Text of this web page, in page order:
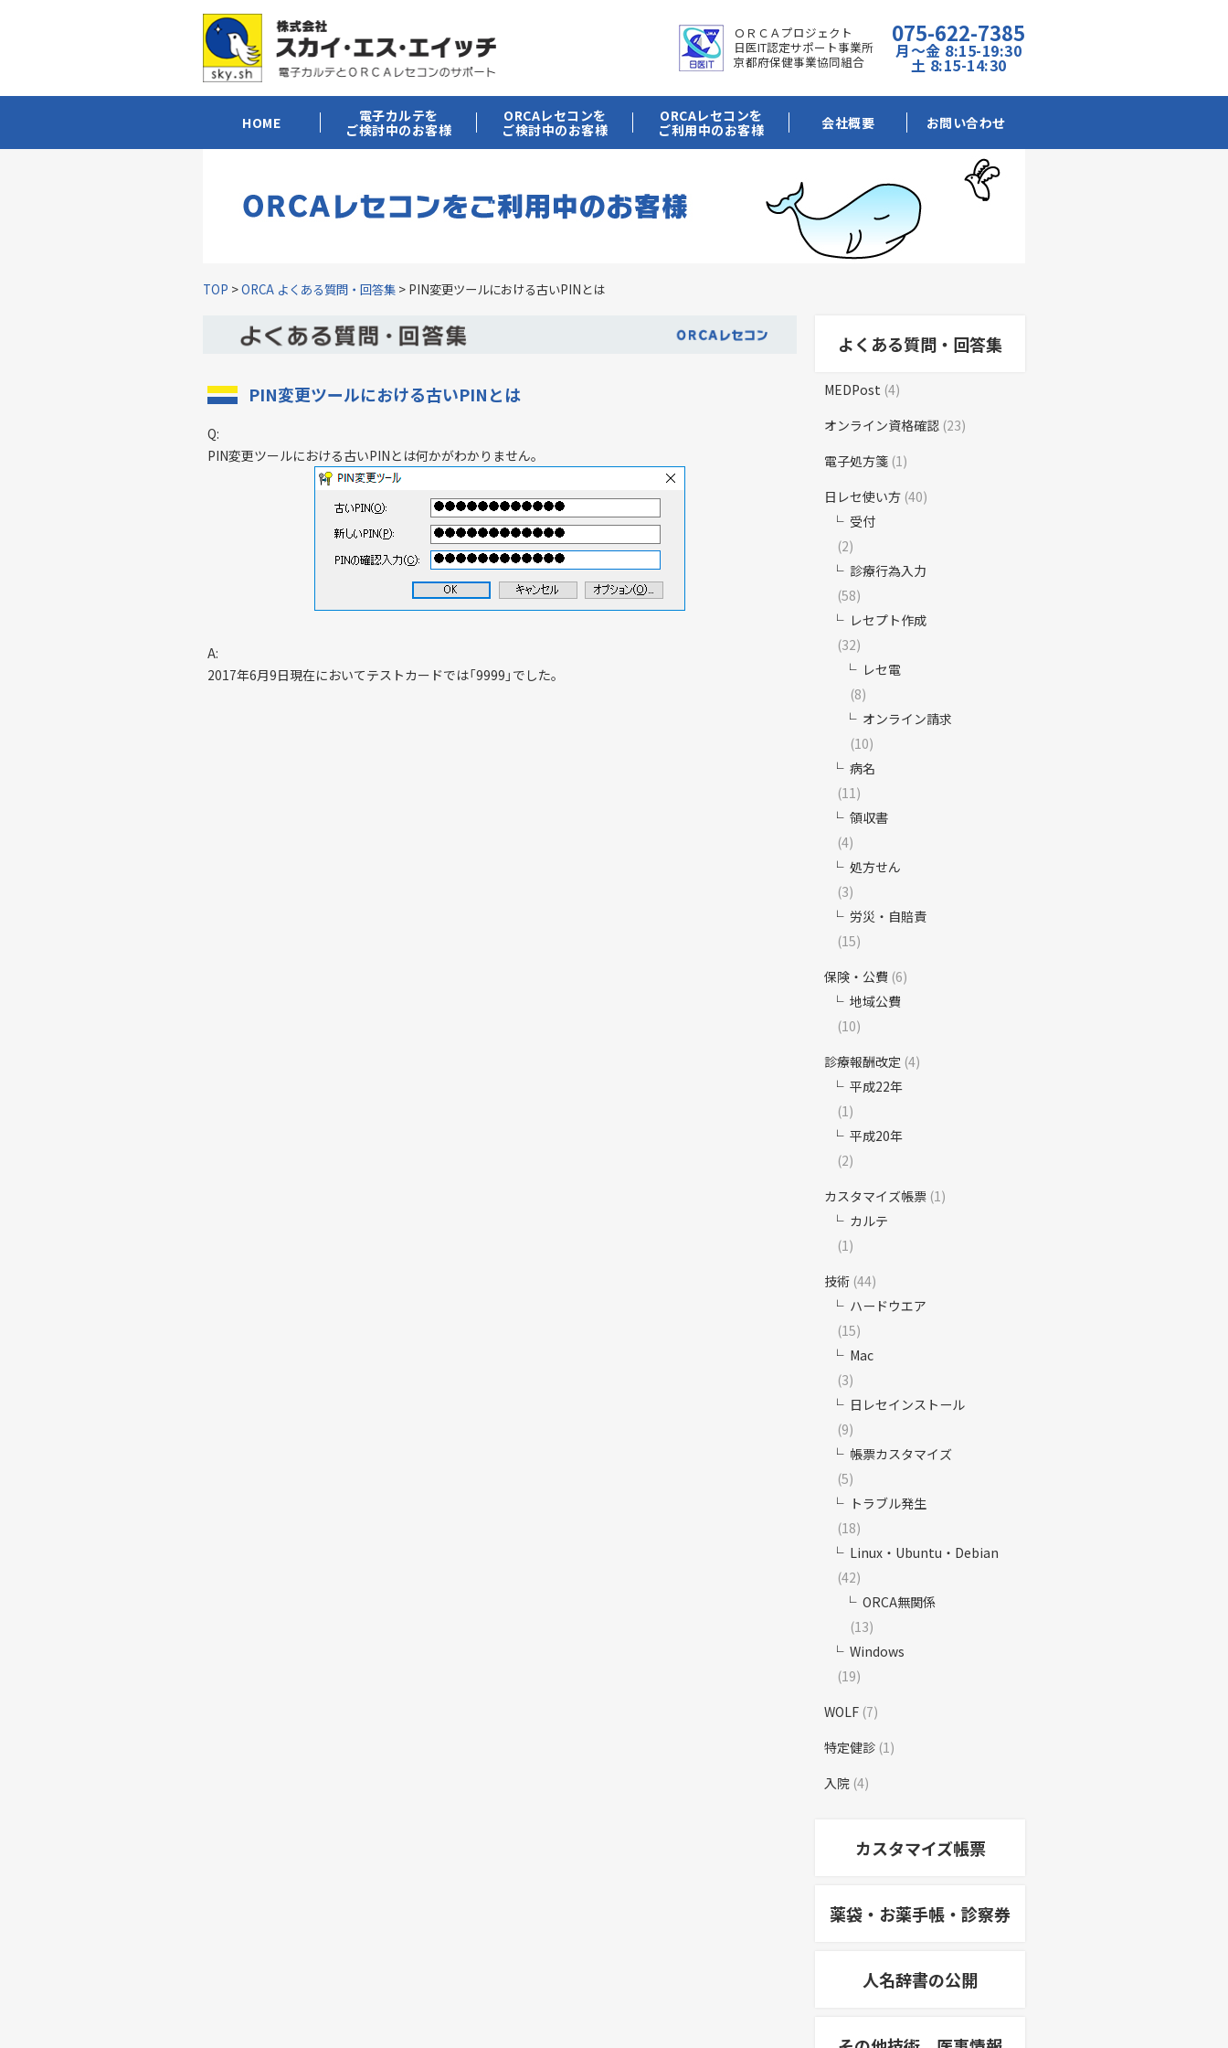
ＯＲＣＡプロジェクト
日医IT認定サポート事業所
京都府保健事業協同組合
075-622-7385
月～金 8:15-19:30
土 8:15-14:30
HOME
電子カルテを
ご検討中のお客様
ORCAレセコンを
ご検討中のお客様
ORCAレセコンを
ご利用中のお客様
会社概要 お問い合わせ
TOP >ORCA よくある質問・回答集 > PIN変更ツールにおける古いPINとは
PIN変更ツールにおける古いPINとは
Q:
PIN変更ツールにおける古いPINとは何かがわかりません。
A:
2017年6月9日現在においてテストカードでは「9999」でした。
よくある質問・回答集
MEDPost (4)
オンライン資格確認 (23)
電子処方箋 (1)
日レセ使い方 (40)
受付
(2)
診療行為入力
(58)
レセプト作成
(32)
レセ電
(8)
オンライン請求
(10)
病名
(11)
領収書
(4)
処方せん
(3)
労災・自賠責
(15)
保険・公費 (6)
地域公費
(10)
診療報酬改定 (4)
平成22年
(1)
平成20年
(2)
カスタマイズ帳票 (1)
カルテ
(1)
技術 (44)
ハードウエア
(15)
Mac
(3)
日レセインストール
(9)
帳票カスタマイズ
(5)
トラブル発生
(18)
Linux・Ubuntu・Debian
(42)
ORCA無関係
(13)
Windows
(19)
WOLF (7)
特定健診 (1)
入院 (4)
カスタマイズ帳票
薬袋・お薬手帳・診察券
人名辞書の公開